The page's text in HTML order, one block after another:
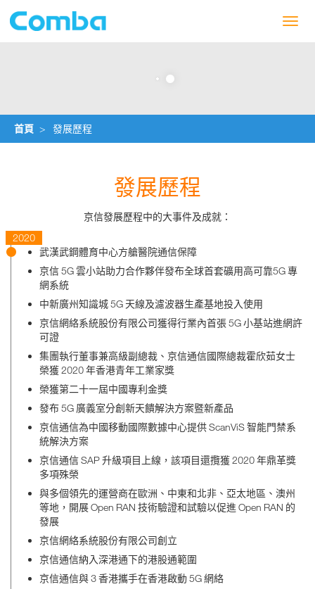
首頁 > 發展歷程
發展歷程
京信發展歷程中的大事件及成就：
2020
武漢武鋼體育中心方艙醫院通信保障
京信 5G 雲小站助力合作夥伴發布全球首套礦用高可靠5G 專
網系統
中新廣州知識城 5G 天線及濾波器生產基地投入使用
京信網絡系統股份有限公司獲得行業內首張 5G 小基站進網許
可證
集團執行董事兼高級副總裁、京信通信國際總裁霍欣茹女士
榮獲 2020 年香港青年工業家獎
榮獲第二十一屆中國專利金獎
發布 5G 廣義室分創新天饋解決方案暨新產品
京信通信為中國移動國際數據中心提供 ScanViS 智能門禁系
統解決方案
京信通信 SAP 升級項目上線，該項目還攬獲 2020 年鼎革獎
多項殊榮
與多個領先的運營商在歐洲、中東和北非、亞太地區、澳州
等地，開展 Open RAN 技術驗證和試驗以促進 Open RAN 的
發展
京信網絡系統股份有限公司創立
京信通信納入深港通下的港股通範圍
京信通信與 3 香港攜手在香港啟動 5G 網絡